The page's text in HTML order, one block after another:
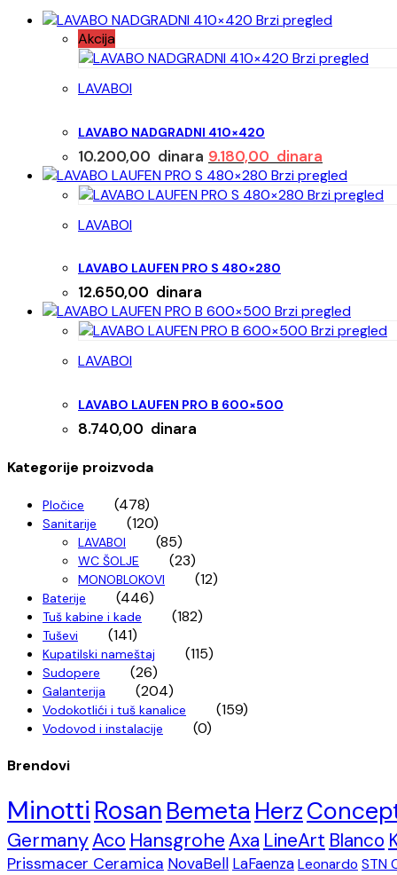
Brzi pregled
Akcija
Brzi pregled
LAVABOI
LAVABO NADGRADNI 410×420
10.200,00 dinara Originalna
cena
je
9.180,00 dinara
cena
je:
Brzi pregled
Brzi pregled
LAVABOI
LAVABO LAUFEN PRO S 480×280
12.650,00 dinara
Brzi pregled
Brzi pregled
LAVABOI
LAVABO LAUFEN PRO B 600×500
8.740,00 dinara
Kategorije proizvoda
Pločice (478)
Sanitarije (120)
LAVABOI (85)
WC ŠOLJE (23)
MONOBLOKOVI (12)
Baterije (446)
Tuš kabine i kade (182)
Tuševi (141)
Kupatilski nameštaj (115)
Sudopere (26)
Galanterija (204)
Vodokotlići i tuš kanalice (159)
Vodovod i instalacije (0)
Brendovi
Minotti Rosan Bemeta Herz
GermanyAco HansgroheAxa LineArt Blanco
Prissmacer Ceramica NovaBell LaFaenza Leonardo STN